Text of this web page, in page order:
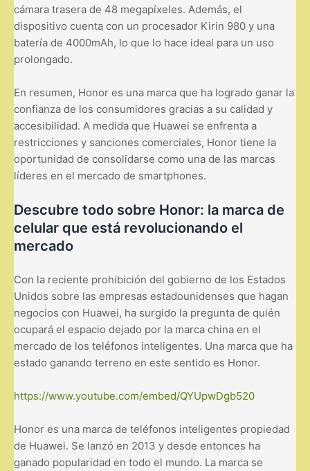
cámara trasera de 48 megapíxeles. Además, el
dispositivo cuenta con un procesador Kirin 980 y una
batería de 4000mAh, lo que lo hace ideal para un uso
prolongado.
En resumen, Honor es una marca que ha logrado ganar la
confianza de los consumidores gracias a su calidad y
accesibilidad. A medida que Huawei se enfrenta a
restricciones y sanciones comerciales, Honor tiene la
oportunidad de consolidarse como una de las marcas
líderes en el mercado de smartphones.
Descubre todo sobre Honor: la marca de
celular que está revolucionando el
mercado
Con la reciente prohibición del gobierno de los Estados
Unidos sobre las empresas estadounidenses que hagan
negocios con Huawei, ha surgido la pregunta de quién
ocupará el espacio dejado por la marca china en el
mercado de los teléfonos inteligentes. Una marca que ha
estado ganando terreno en este sentido es Honor.
https://www.youtube.com/embed/QYUpwDgb520
Honor es una marca de teléfonos inteligentes propiedad
de Huawei. Se lanzó en 2013 y desde entonces ha
ganado popularidad en todo el mundo. La marca se